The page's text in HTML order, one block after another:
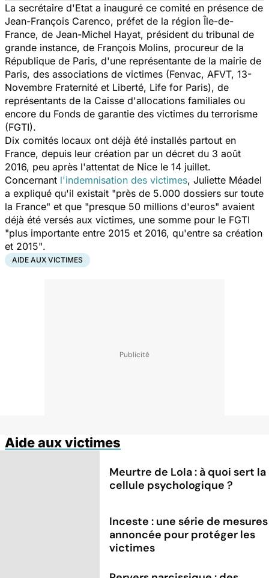
La secrétaire d'Etat a inauguré ce comité en présence de
Jean-François Carenco, préfet de la région Île-de-
France, de Jean-Michel Hayat, président du tribunal de
grande instance, de François Molins, procureur de la
République de Paris, d'une représentante de la mairie de
Paris, des associations de victimes (Fenvac, AFVT, 13-
Novembre Fraternité et Liberté, Life for Paris), de
représentants de la Caisse d'allocations familiales ou
encore du Fonds de garantie des victimes du terrorisme
(FGTI).
Dix comités locaux ont déjà été installés partout en
France, depuis leur création par un décret du 3 août
2016, peu après l'attentat de Nice le 14 juillet.
Concernant l'indemnisation des victimes, Juliette Méadel
a expliqué qu'il existait "près de 5.000 dossiers sur toute
la France" et que "presque 50 millions d'euros" avaient
déjà été versés aux victimes, une somme pour le FGTI
"plus importante entre 2015 et 2016, qu'entre sa création
et 2015".
AIDE AUX VICTIMES
Aide aux victimes
Meurtre de Lola : à quoi sert la
cellule psychologique ?
Inceste : une série de mesures
annoncée pour protéger les
victimes